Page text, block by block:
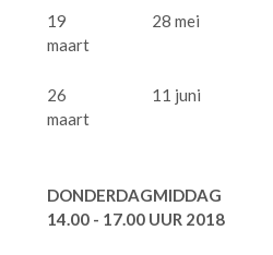
19
maart
28 mei
26
maart
11 juni
DONDERDAGMIDDAG
14.00 - 17.00 UUR 2018